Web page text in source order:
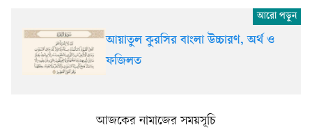
আয়াতুল কুরসির বাংলা উচ্চারণ, অর্থ ও
ফজিলত
আজকের নামাজের সময়সূচি